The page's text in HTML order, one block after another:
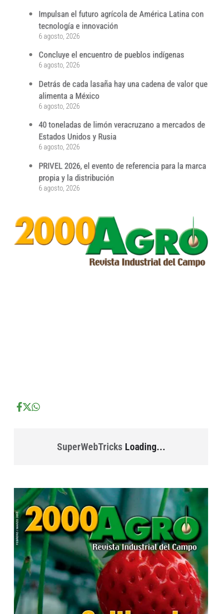
Impulsan el futuro agrícola de América Latina con
tecnología e innovación
6 agosto, 2026
Concluye el encuentro de pueblos indígenas
6 agosto, 2026
Detrás de cada lasaña hay una cadena de valor que
alimenta a México
6 agosto, 2026
40 toneladas de limón veracruzano a mercados de
Estados Unidos y Rusia
6 agosto, 2026
PRIVEL 2026, el evento de referencia para la marca
propia y la distribución
6 agosto, 2026
SuperWebTricksLoading...